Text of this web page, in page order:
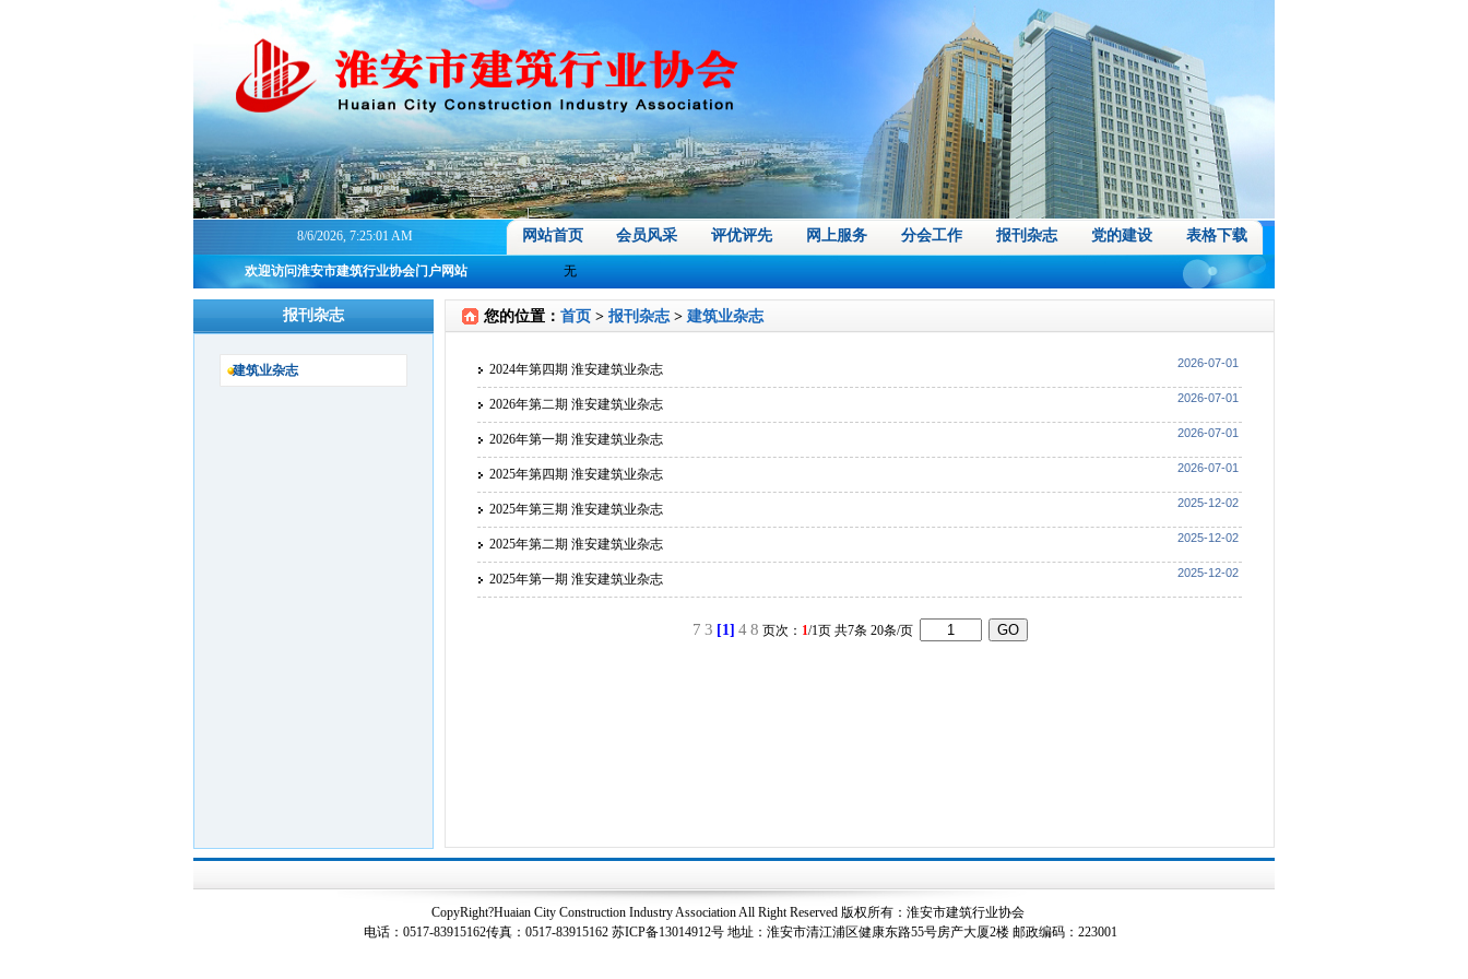
8/6/2026, 7:25:01 AM 网站首页 会员风采 评优评先 网上服务 分会工作 报刊杂志 党的建设 表格下载
欢迎访问淮安市建筑行业协会门户网站 无
报刊杂志
建筑业杂志
您的位置： 首页 > 报刊杂志> 建筑业杂志
2024年第四期 淮安建筑业杂志 2026-07-01
2026年第二期 淮安建筑业杂志 2026-07-01
2026年第一期 淮安建筑业杂志 2026-07-01
2025年第四期 淮安建筑业杂志 2026-07-01
2025年第三期 淮安建筑业杂志 2025-12-02
2025年第二期 淮安建筑业杂志 2025-12-02
2025年第一期 淮安建筑业杂志 2025-12-02
7 3 [1] 4 8 页次： 1/1页 共7条 20条/页
CopyRight?Huaian City Construction Industry Association All Right Reserved 版权所有：淮安市建筑行业协会
电话：0517-83915162传真：0517-83915162 苏ICP备13014912号 地址：淮安市清江浦区健康东路55号房产大厦2楼 邮政编码：223001